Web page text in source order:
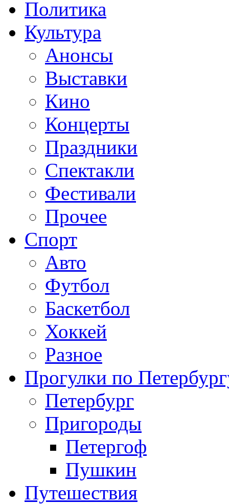
Политика
Культура
Анонсы
Выставки
Кино
Концерты
Праздники
Спектакли
Фестивали
Прочее
Спорт
Авто
Футбол
Баскетбол
Хоккей
Разное
Прогулки по
Петербург
Пригороды
Петергоф
Пушкин
Путешествия